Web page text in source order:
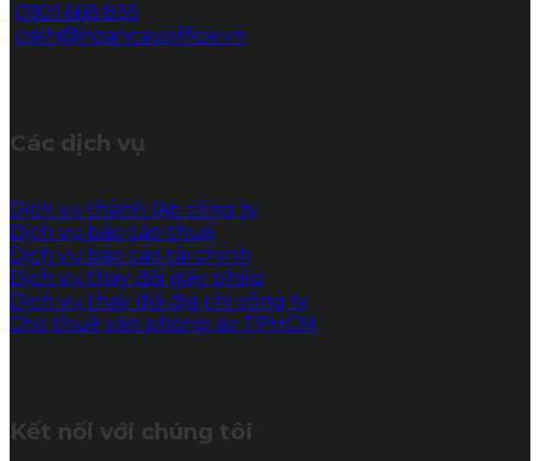
0901.668.835
cskh@hoancauoffice.vn
Các dịch vụ
Dịch vụ thành lập công ty
Dịch vụ báo cáo thuế
Dịch vụ báo cáo tài chính
Dịch vụ thay đổi giấy phép
Dịch vụ thay đổi địa chỉ công ty
Cho thuê văn phòng ảo TPHCM
Kết nối với chúng tôi